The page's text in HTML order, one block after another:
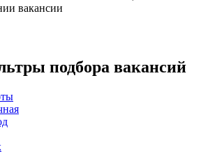
вакансии
подбора вакансий